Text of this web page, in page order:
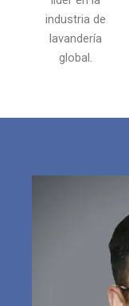
industria de
lavandería
global.